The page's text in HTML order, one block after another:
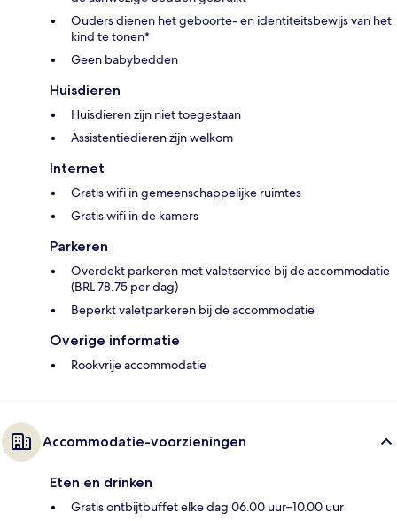
Ouders dienen het geboorte- en identiteitsbewijs van het
kind te tonen*
Geen babybedden
Huisdieren
Huisdieren zijn niet toegestaan
Assistentiedieren zijn welkom
Internet
Gratis wifi in gemeenschappelijke ruimtes
Gratis wifi in de kamers
Parkeren
Overdekt parkeren met valetservice bij de accommodatie
(BRL 78.75 per dag)
Beperkt valetparkeren bij de accommodatie
Overige informatie
Rookvrije accommodatie
Accommodatie-voorzieningen
Eten en drinken
Gratis ontbijtbuffet elke dag 06.00 uur–10.00 uur